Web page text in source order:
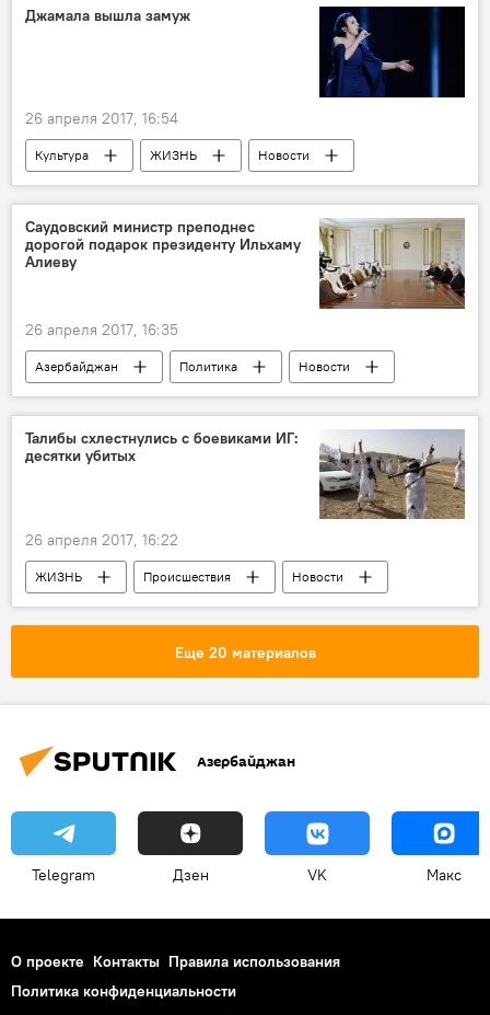
Управление полиции Наримановского района
Джамала вышла замуж
26 апреля 2017, 16:54
Культура ЖИЗНЬ
Новости
Украина
Джамала
Традиции
Саудовский министр преподнес
дорогой подарок президенту Ильхаму
Алиеву
26 апреля 2017, 16:35
Азербайджан Политика
Новости
Новости мира
Саудовская Аравия
Халид Абдулазиз Аль Фалих
подарок
Покрывало Каабы
Талибы схлестнулись с боевиками ИГ:
десятки убитых
26 апреля 2017, 16:22
ЖИЗНЬ Происшествия
Новости
Новости мира
Афганистан
Раненные
Погибшие Стычка
Еще 20 материалов
Азербайджан
Telegram Дзен VK Макс
О проекте Контакты Правила использования
Политика конфиденциальности